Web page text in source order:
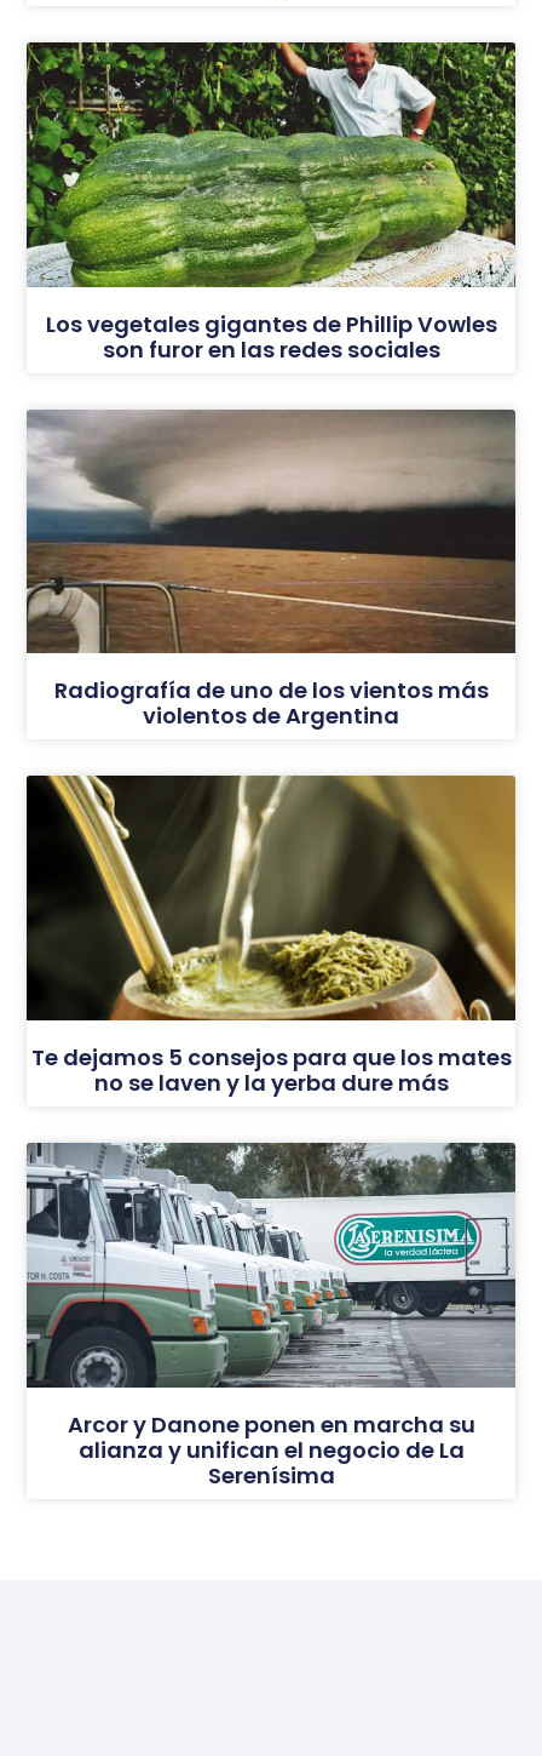
Los vegetales gigantes de Phillip Vowles
son furor en las redes sociales
Radiografía de uno de los vientos más
violentos de Argentina
Te dejamos 5 consejos para que los mates
no se laven y la yerba dure más
Arcor y Danone ponen en marcha su
alianza y unifican el negocio de La
Serenísima